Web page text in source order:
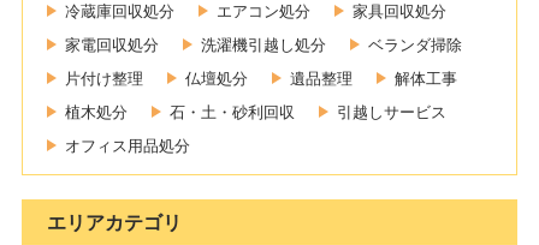
冷蔵庫回収処分
エアコン処分
家具回収処分
家電回収処分
洗濯機引越し処分
ベランダ掃除
片付け整理
仏壇処分 遺品整理
解体工事
植木処分
石・土・砂利回収
引越しサービス
オフィス用品処分
エリアカテゴリ